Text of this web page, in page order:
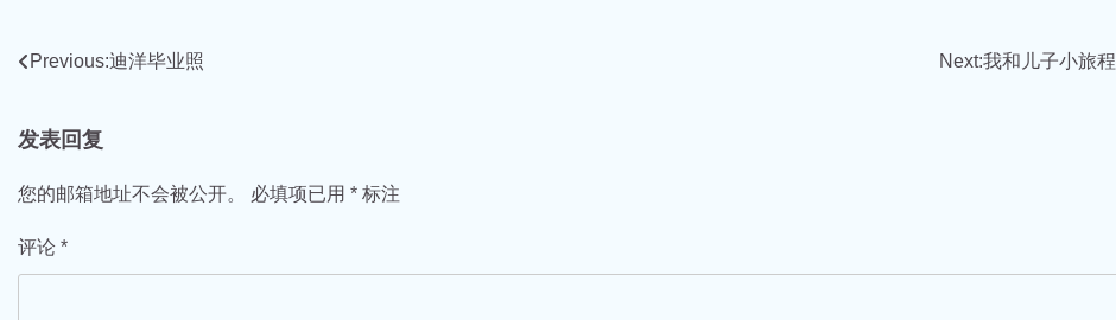
文
导
航
Previous:迪洋毕业照 Next:我和儿子小旅程
发表回复
您的邮箱地址不会被公开。 必填项已用 * 标注
评论 *